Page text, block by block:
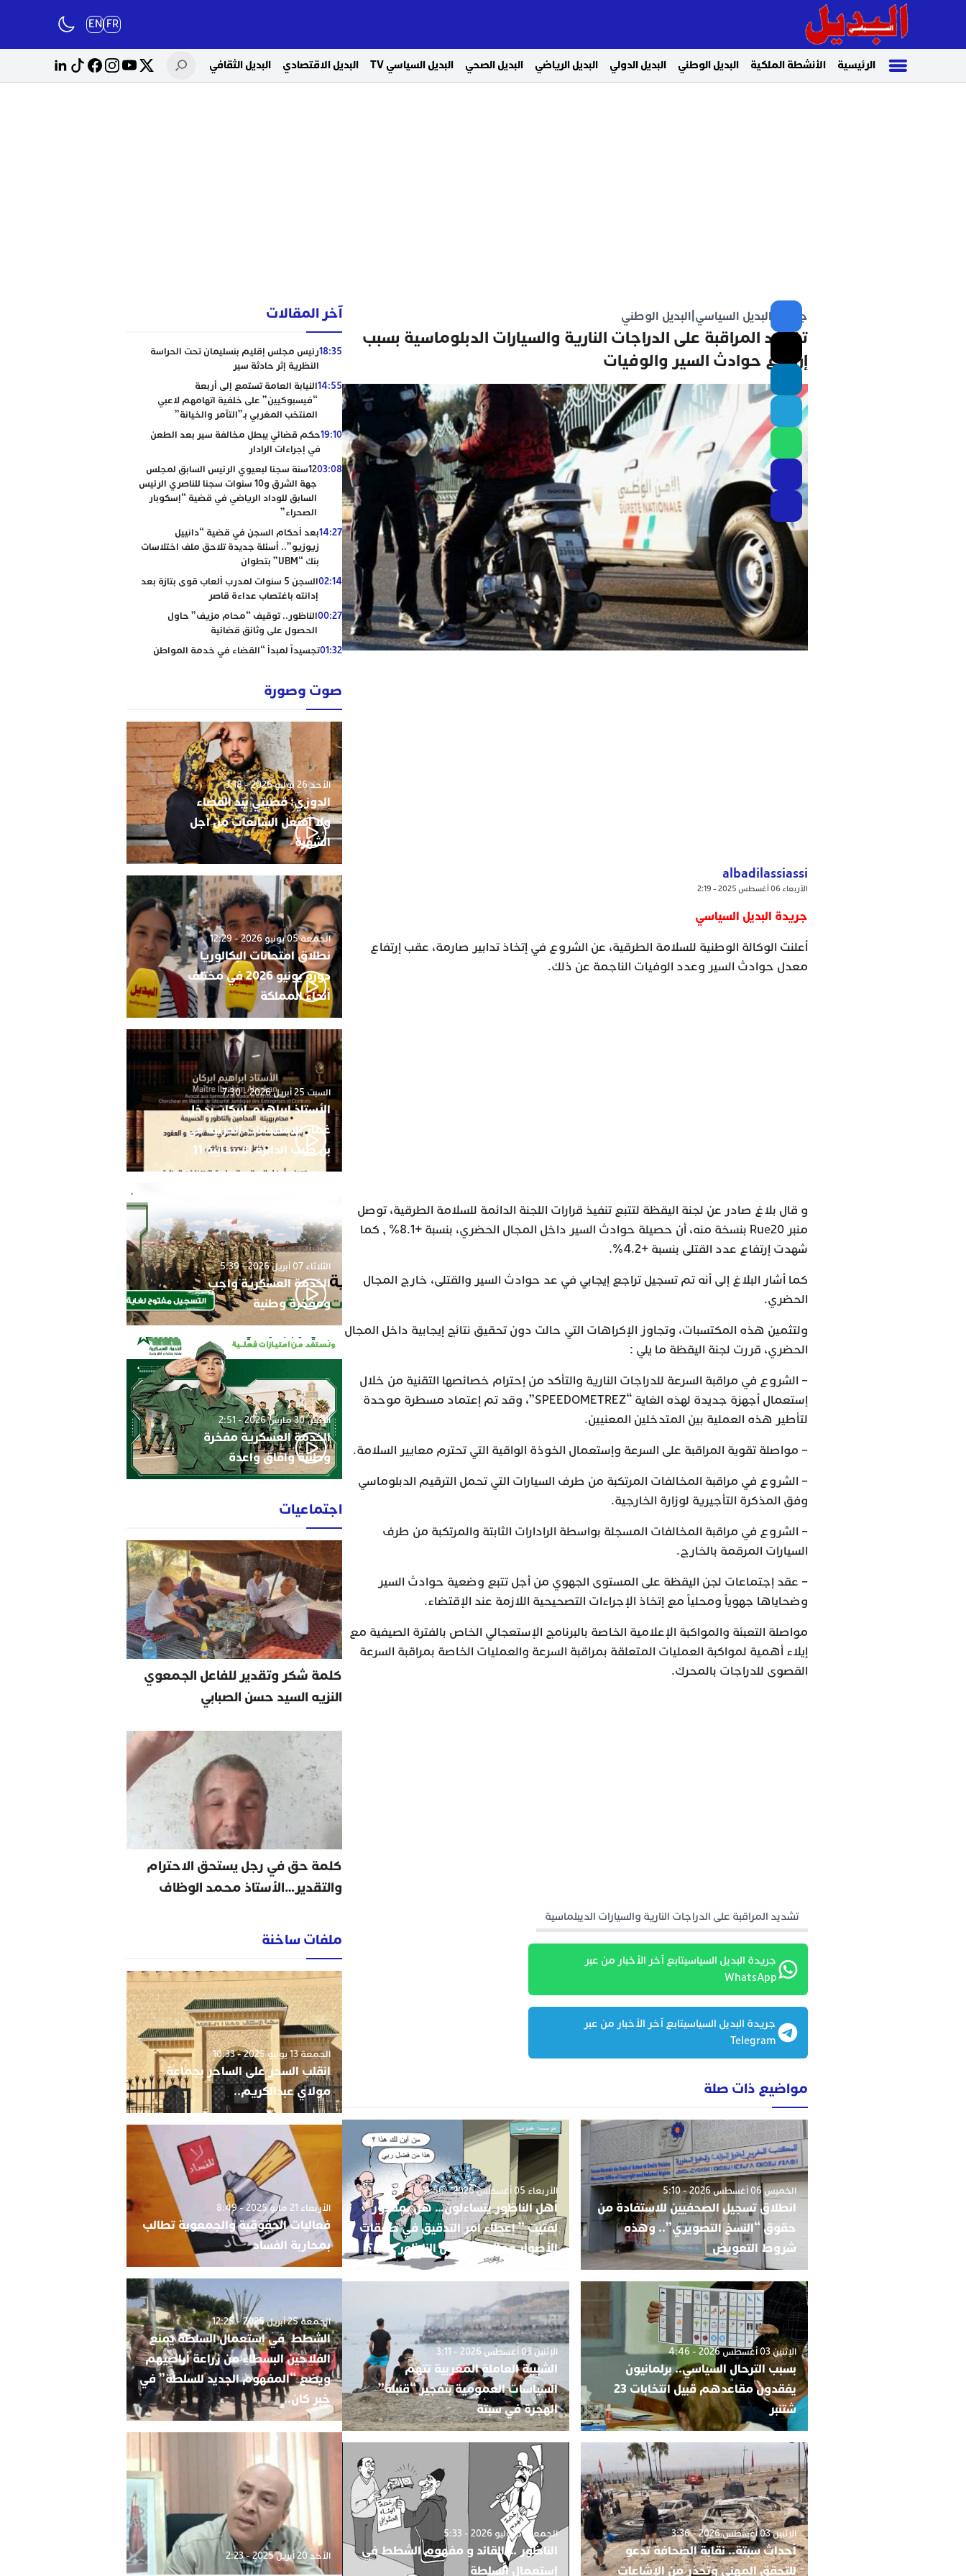
FR
EN
الرئيسية الأنشطة الملكية البديل الوطني البديل الدولي البديل الرياضي البديل الصحي البديل السياسي TV البديل الاقتصادي البديل الثقافي
جريدة البديل السياسي البديل الوطني
تشديد المراقبة على الدراجات النارية والسيارات الدبلوماسية بسبب
إرتفاع حوادث السير والوفيات
albadilassiassi
الأربعاء 06 أغسطس 2025 - 2:19
جريدة البديل السياسي
أعلنت الوكالة الوطنية للسلامة الطرقية، عن الشروع في إتخاذ تدابير صارمة، عقب إرتفاع
معدل حوادث السير وعدد الوفيات الناجمة عن ذلك.
و قال بلاغ صادر عن لجنة اليقظة لتتبع تنفيذ قرارات اللجنة الدائمة للسلامة الطرقية، توصل
منبر Rue20 بنسخة منه، أن حصيلة حوادث السير داخل المجال الحضري، بنسبة +8.1% , كما
شهدت إرتفاع عدد القتلى بنسبة +4.2%.
كما أشار البلاغ إلى أنه تم تسجيل تراجع إيجابي في عد حوادث السير والقتلى، خارج المجال
الحضري.
ولتثمين هذه المكتسبات، وتجاوز الإكراهات التي حالت دون تحقيق نتائج إيجابية داخل المجال
الحضري، قررت لجنة اليقظة ما يلي :
– الشروع في مراقبة السرعة للدراجات النارية والتأكد من إحترام خصائصها التقنية من خلال
إستعمال أجهزة جديدة لهذه الغاية “SPEEDOMETREZ”، وقد تم إعتماد مسطرة موحدة
لتأطير هذه العملية بين المتدخلين المعنيين.
– مواصلة تقوية المراقبة على السرعة وإستعمال الخوذة الواقية التي تحترم معايير السلامة.
– الشروع في مراقبة المخالفات المرتكبة من طرف السيارات التي تحمل الترقيم الدبلوماسي
وفق المذكرة التأجيرية لوزارة الخارجية.
– الشروع في مراقبة المخالفات المسجلة بواسطة الرادارات الثابتة والمرتكبة من طرف
السيارات المرقمة بالخارج.
– عقد إجتماعات لجن اليقظة على المستوى الجهوي من أجل تتبع وضعية حوادث السير
وضحاياها جهوياً ومحلياً مع إتخاذ الإجراءات التصحيحية اللازمة عند الإقتضاء.
مواصلة التعبئة والمواكبة الإعلامية الخاصة بالبرنامج الإستعجالي الخاص بالفترة الصيفية مع
إيلاء أهمية لمواكبة العمليات المتعلقة بمراقبة السرعة والعمليات الخاصة بمراقبة السرعة
القصوى للدراجات بالمحرك.
تشديد المراقبة على الدراجات النارية والسيارات الديبلماسية
جريدة البديل السياسيتابع آخر الأخبار من عبر
WhatsApp
جريدة البديل السياسيتابع آخر الأخبار من عبر
Telegram
مواضيع ذات صلة
الخميس 06 أغسطس 2026 - 5:10
انطلاق تسجيل الصحفيين للاستفادة من
حقوق “النسخ التصويري”.. وهذه
شروط التعويض
الأربعاء 05 أغسطس 2026 - 4:56
أهل الناظور يتساءلون… هل بمقدور ”
لفتيت ” إعطاء أمر التدقيق في صفقات
الأصوار ومالية مهرجان الناظور ..؟؟؟.
الإثنين 03 أغسطس 2026 - 4:46
بسبب الترحال السياسي.. برلمانيون
يفقدون مقاعدهم قبيل انتخابات 23
شتنبر
الإثنين 03 أغسطس 2026 - 3:11
الشبيبة العاملة المغربية تتهم
السياسات العمومية بتفجير “قنبلة”
الهجرة في سبتة
الإثنين 03 أغسطس 2026 - 3:36
أحداث سبتة.. نقابة الصحافة تدعو
للتحقق المهني وتحذر من الإشاعات
الجمعة 31 يوليو 2026 - 5:33
الناظور … القائد و مفهوم الشطط في
إستعمال السلطة
آخر المقالات
18:35رئيس مجلس إقليم بنسليمان تحت الحراسة
النظرية إثر حادثة سير
14:55النيابة العامة تستمع إلى أربعة
“فيسبوكيين” على خلفية اتهامهم لاعبي
المنتخب المغربي بـ”التآمر والخيانة”
19:10حكم قضائي يبطل مخالفة سير بعد الطعن
في إجراءات الرادار
03:08
12سنة سجنا لبعيوي الرئيس السابق لمجلس
جهة الشرق و10 سنوات سجنا للناصري الرئيس
السابق للوداد الرياضي في قضية “إسكوبار
الصحراء”
14:27بعد أحكام السجن في قضية “دانييل
زيوزيو”.. أسئلة جديدة تلاحق ملف اختلاسات
بنك “UBM” بتطوان
02:14
السجن 5 سنوات لمدرب ألعاب قوى بتازة بعد
إدانته باغتصاب عداءة قاصر
00:27الناظور.. توقيف “محام مزيف” حاول
الحصول على وثائق قضائية
01:32تجسيداً لمبدأ “القضاء في خدمة المواطن
02:13رؤساء ونقباء للمحامين يتضامنون مع الاستاذ
حاجي .
02:13من يحمي وجدة من كارثة عقارية وشيكة؟
أحكام نافذة، رسوم مجمدة، ومشاريع
سكنية مشبوهة تهدد هيبة القانون وأمن
التعمير
صوت وصورة
الأحد 26 يوليو 2026 - 3:18
الدوزي: قضيتي بيد القضاء
ولا أفتعل الشائعات من أجل
الشهرة
الجمعة 05 يونيو 2026 - 12:29
نطلاق امتحانات البكالوريا
دورة يونيو 2026 في مختلف
أنحاء المملكة
السبت 25 أبريل 2026 - 7:30
الأستاذ ابراهيم ابركان يدخل
غمار الامنتخابات الجزئية في
بن طيب الدائرة الانتخابية 11
الثلاثاء 07 أبريل 2026 - 5:39
الخدمة العسكرية واجب
ومفخرة وطنية
الإثنين 30 مارس 2026 - 2:51
الخدمة العسكرية مفخرة
وطنية وافاق واعدة
اجتماعيات
كلمة شكر وتقدير للفاعل الجمعوي
النزيه السيد حسن الصبابي
كلمة حق في رجل يستحق الاحترام
والتقدير…الأستاذ محمد الوظاف
ملفات ساخنة
الجمعة 13 يونيو 2025 - 10:33
انقلب السحر على الساحر بجماعة
مولاي عبدالكريم..
الأربعاء 21 مايو 2025 - 8:49
فعاليات الحقوقية والجمعوية تطالب
بمحاربة الفساد
الجمعة 25 أبريل 2025 - 12:25
الشطط في استعمال السلطة يمنع
الفلاحين البسطاء من زراعة أراضيهم
ويضع “المفهوم الجديد للسلطة” في
خبر كان..
الأحد 20 أبريل 2025 - 2:23